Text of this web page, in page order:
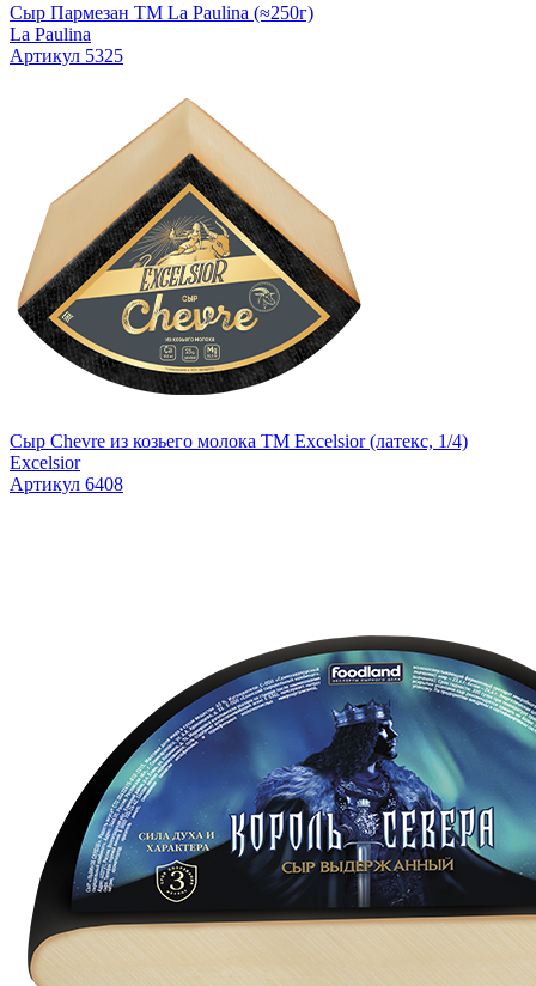
Сыр Пармезан TM La Paulina (≈250г)
La Paulina
Артикул 5325
Сыр Chevre из козьего молока ТМ Excelsior (латекс, 1/4)
Excelsior
Артикул 6408